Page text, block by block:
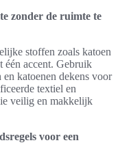
zonder de ruimte te
stoffen zoals katoen
één accent. Gebruik
katoenen dekens voor
textiel en
veilig en makkelijk
voor een